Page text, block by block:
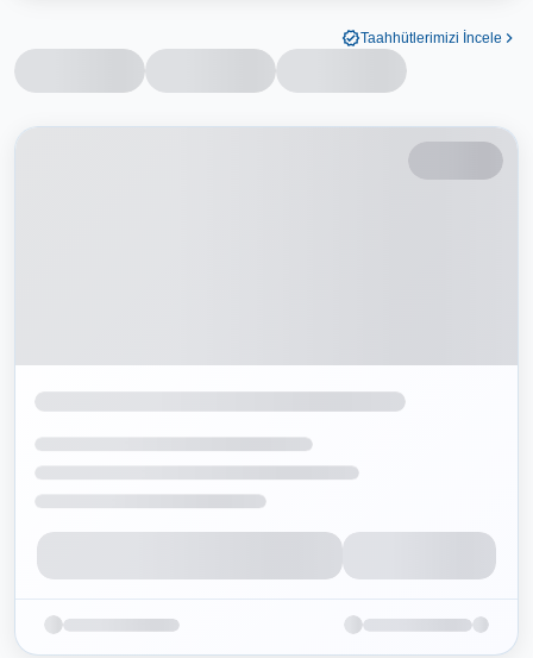
Taahhütlerimizi İncele